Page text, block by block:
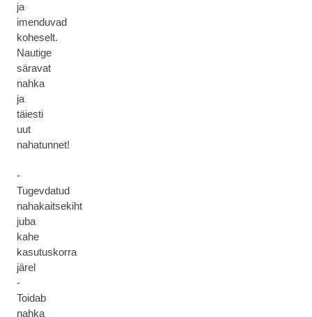
ja
imenduvad
koheselt.
Nautige
säravat
nahka
ja
täiesti
uut
nahatunnet!
-
Tugevdatud
nahakaitsekiht
juba
kahe
kasutuskorra
järel
-
Toidab
nahka